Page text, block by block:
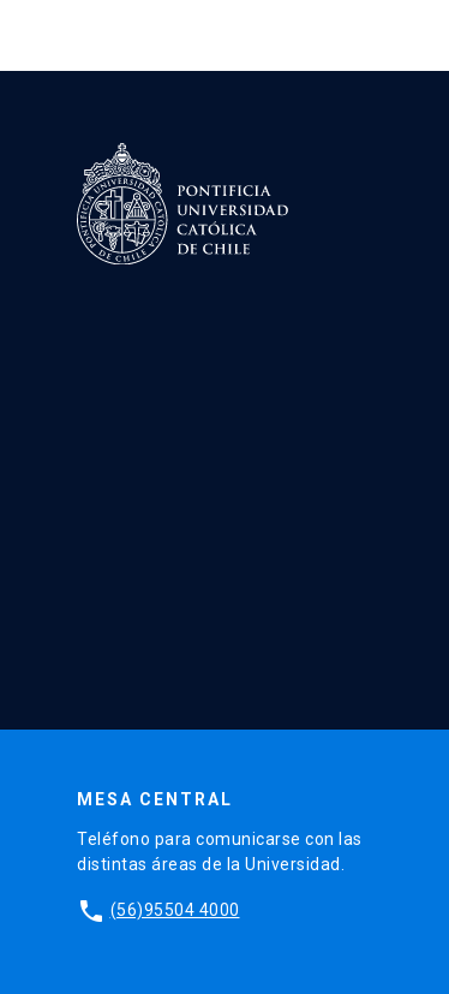
MESA CENTRAL
Teléfono para comunicarse con las
distintas áreas de la Universidad.
phone (56)95504 4000